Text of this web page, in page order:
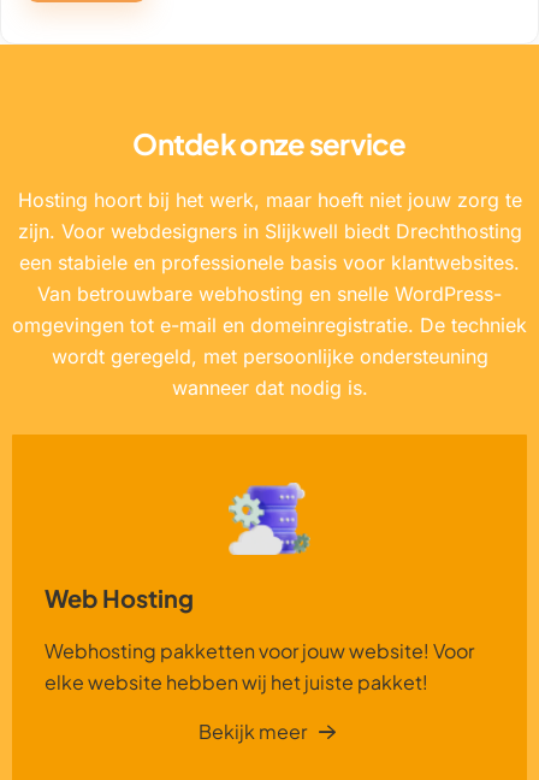
Ontdek onze service
Hosting hoort bij het werk, maar hoeft niet jouw zorg te
zijn. Voor webdesigners in Slijkwell biedt Drechthosting
een stabiele en professionele basis voor klantwebsites.
Van betrouwbare webhosting en snelle WordPress-
omgevingen tot e-mail en domeinregistratie. De techniek
wordt geregeld, met persoonlijke ondersteuning
wanneer dat nodig is.
Web Hosting
Webhosting pakketten voor jouw website! Voor
elke website hebben wij het juiste pakket!
Bekijk meer